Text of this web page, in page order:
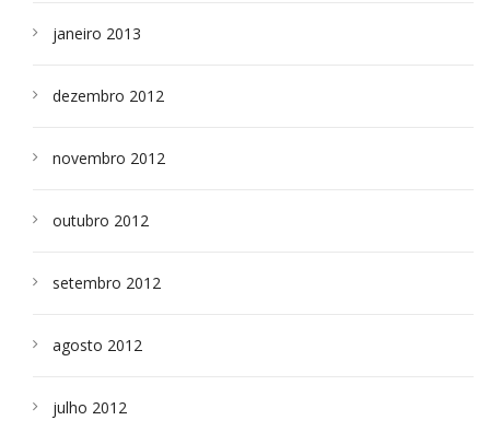
janeiro 2013
dezembro 2012
novembro 2012
outubro 2012
setembro 2012
agosto 2012
julho 2012